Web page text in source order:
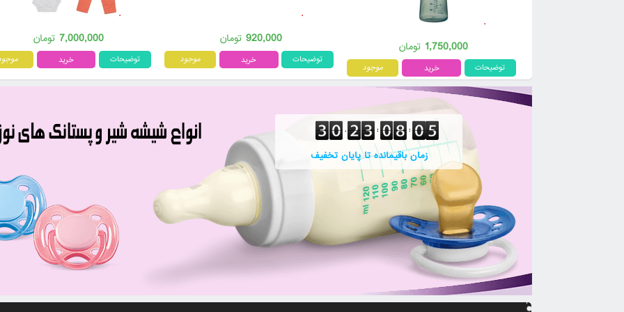
1,750,000 تومان
توضیحات موجود
920,000 تومان
توضیحات موجود
7,000,000 تومان
توضیحات
تلویزیون سه بعدی سامسونگ
5,000,000تومان
توضیحات
4,190,000
1,900,000تومان
زمان باقیمانده تا پایان تخفیف